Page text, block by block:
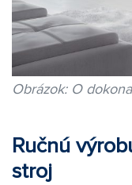
Obrázok: O
Ručnú
stroj